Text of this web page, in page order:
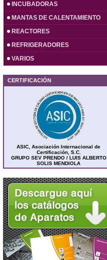
INCUBADORAS
MANTAS DE CALENTAMIENTO
REACTORES
REFRIGERADORES
VARIOS
CERTIFICACIÓN
ASIC, Asociación Internacional de
Certificación, S.C.
GRUPO SEV PRENDO / LUIS ALBERTO
SOLIS MENDIOLA